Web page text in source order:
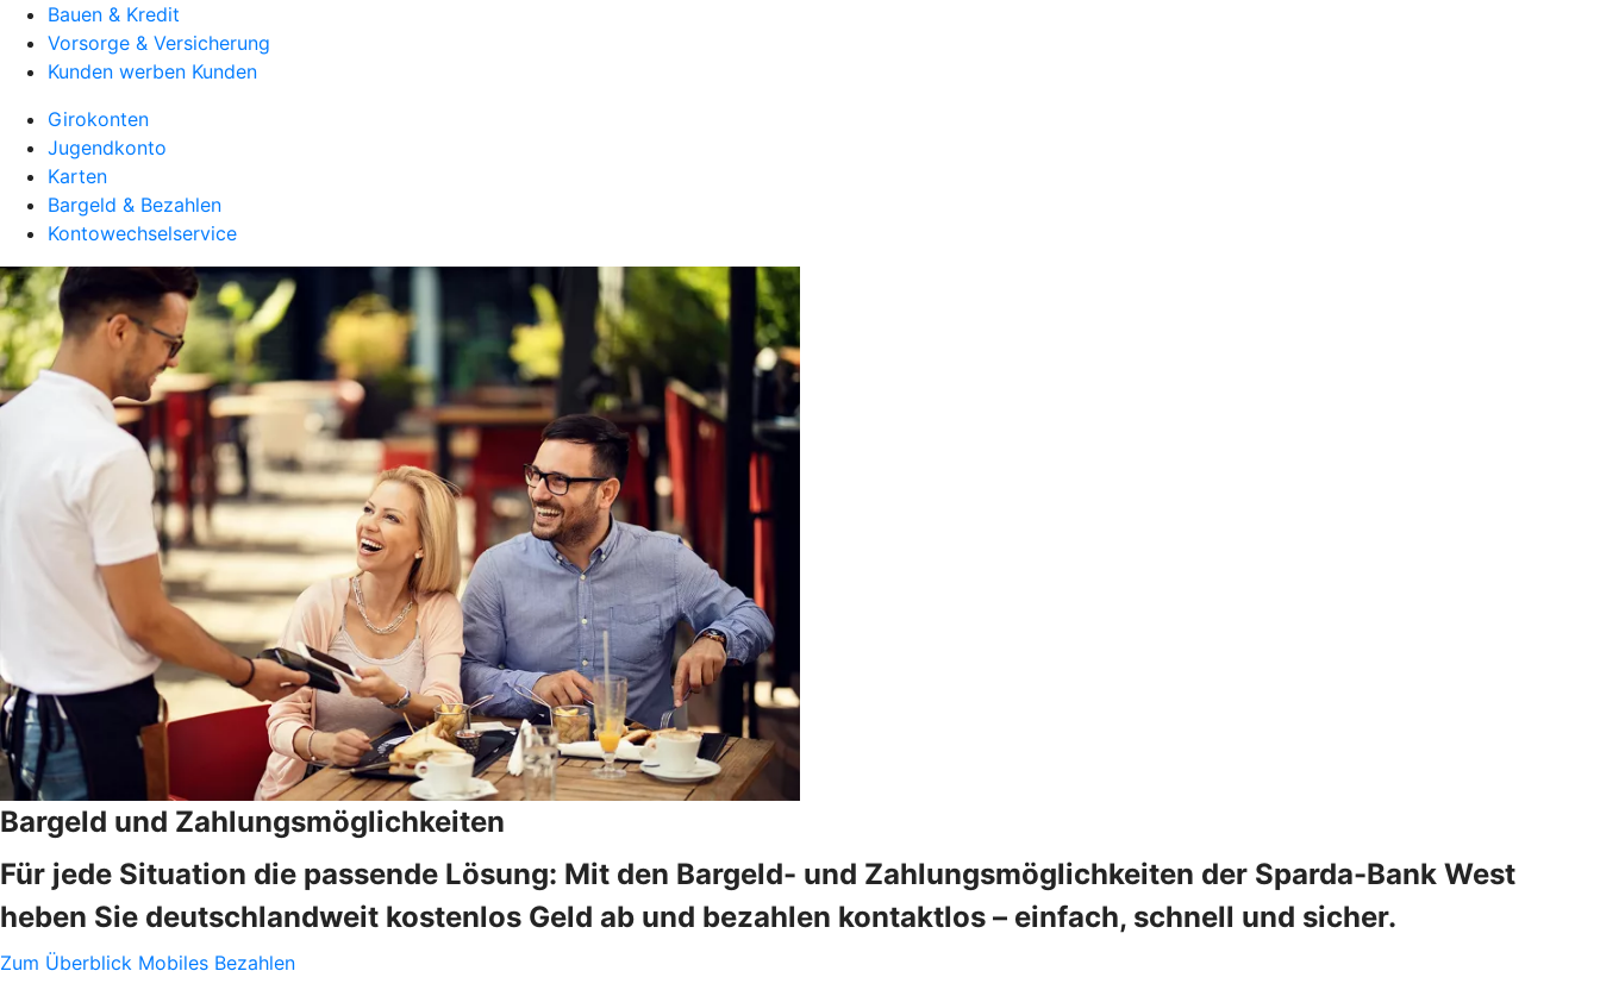
Bauen & Kredit
Vorsorge & Versicherung
Kunden werben Kunden
Girokonten
Jugendkonto
Karten
Bargeld & Bezahlen
Kontowechselservice
Bargeld und Zahlungsmöglichkeiten
Für jede Situation die passende Lösung: Mit den Bargeld- und Zahlungsmöglichkeiten der Sparda-Bank West
heben Sie deutschlandweit kostenlos Geld ab und bezahlen kontaktlos – einfach, schnell und sicher.
Zum Überblick Mobiles Bezahlen